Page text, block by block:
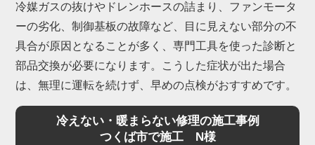
冷媒ガスの抜けやドレンホースの詰まり、ファンモータ
ーの劣化、制御基板の故障など、目に見えない部分の不
具合が原因となることが多く、専門工具を使った診断と
部品交換が必要になります。こうした症状が出た場合
は、無理に運転を続けず、早めの点検がおすすめです。
冷えない・暖まらない修理の施工事例
つくば市で施工 N様